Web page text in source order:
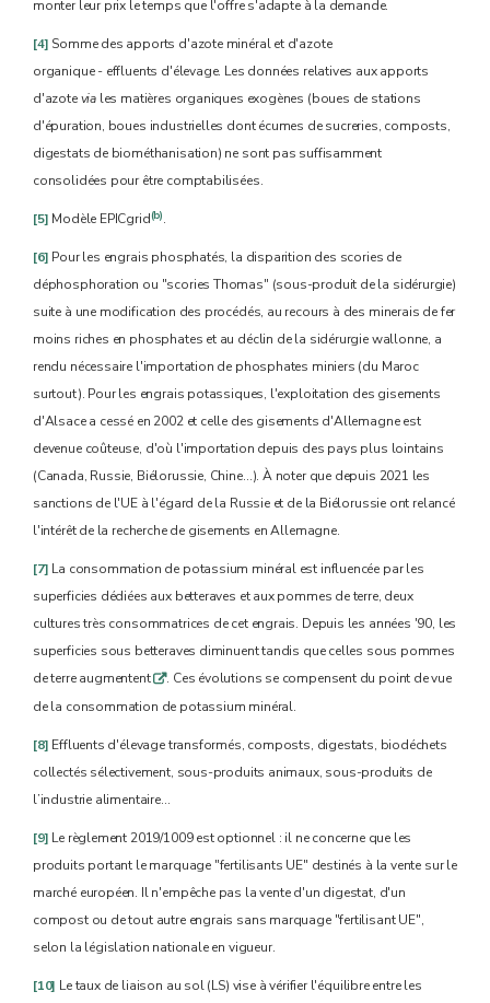
monter leur prix le temps que l'offre s'adapte à la demande.
[4] Somme des apports d'azote minéral et d'azote
organique - effluents d'élevage. Les données relatives aux apports
d'azotevia les matières organiques exogènes (boues de stations
d'épuration, boues industrielles dont écumes de sucreries, composts,
digestats de biométhanisation) ne sont pas suffisamment
consolidées pour être comptabilisées.
[5] Modèle EPICgrid(b).
[6] Pour les engrais phosphatés, la disparition des scories de
déphosphoration ou "scories Thomas" (sous-produit de la sidérurgie)
suite à une modification des procédés, au recours à des minerais de fer
moins riches en phosphates et au déclin de la sidérurgie wallonne, a
rendu nécessaire l'importation de phosphates miniers (du Maroc
surtout). Pour les engrais potassiques, l'exploitation des gisements
d'Alsace a cessé en 2002 et celle des gisements d'Allemagne est
devenue coûteuse, d'où l'importation depuis des pays plus lointains
(Canada, Russie, Biélorussie, Chine…). À noter que depuis 2021 les
sanctions de l'UE à l'égard de la Russie et de la Biélorussie ont relancé
l'intérêt de la recherche de gisements en Allemagne.
[7] La consommation de potassium minéral est influencée par les
superficies dédiées aux betteraves et aux pommes de terre, deux
cultures très consommatrices de cet engrais. Depuis les années '90, les
superficies sous betteraves diminuent tandis que celles sous pommes
de terre augmententq. Ces évolutions se compensent du point de vue
de la consommation de potassium minéral.
[8] Effluents d'élevage transformés, composts, digestats, biodéchets
collectés sélectivement, sous-produits animaux, sous-produits de
l’industrie alimentaire…
[9] Le règlement 2019/1009 est optionnel : il ne concerne que les
produits portant le marquage "fertilisants UE" destinés à la vente sur le
marché européen. Il n'empêche pas la vente d'un digestat, d'un
compost ou de tout autre engrais sans marquage "fertilisant UE",
selon la législation nationale en vigueur.
[10] Le taux de liaison au sol (LS) vise à vérifier l'équilibre entre les